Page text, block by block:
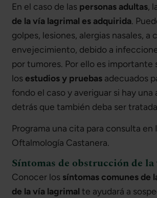
En el caso de las personas adultas,
de la vía lagrimal es adquirida.
golpes, lesiones, alergias nasales, a
envejecimiento, debido a
por tumores. Por ello es importante
losestudios y pruebas adecuados
fondo el caso y averiguar si hay una
detrás que también deba ser
Programa una cita para consulta
Oftalmología Castanera.
Síntomas de obstrucción de
Conocer los síntomas comunes de
de la vía lagrimalte ayudará a